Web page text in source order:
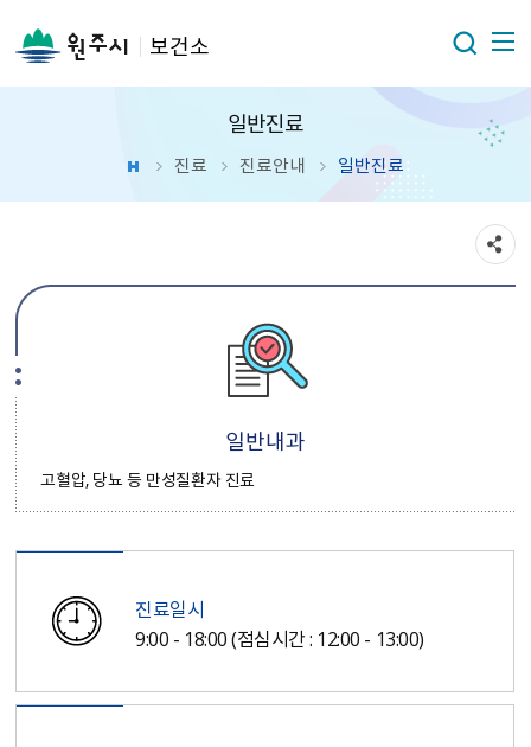
보건소
일반진료
진료 진료안내 일반진료
일반내과
고혈압, 당뇨 등 만성질환자 진료
진료일시
9:00 - 18:00 (점심시간 : 12:00 - 13:00)